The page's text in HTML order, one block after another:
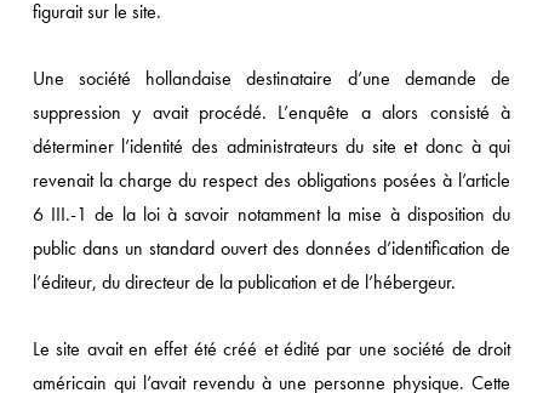
figurait sur le site.
Une société hollandaise destinataire d’une demande de
suppression y avait procédé. L’enquête a alors consisté à
déterminer l’identité des administrateurs du site et donc à qui
revenait la charge du respect des obligations posées à l’article
6 III.-1 de la loi à savoir notamment la mise à disposition du
public dans un standard ouvert des données d’identification de
l’éditeur, du directeur de la publication et de l’hébergeur.
Le site avait en effet été créé et édité par une société de droit
américain qui l’avait revendu à une personne physique. Cette